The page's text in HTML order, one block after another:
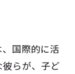
国際的に活
らが、子ど